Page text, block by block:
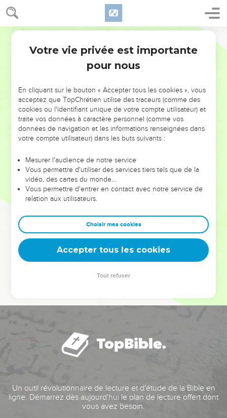
NE MANQUEZ PAS L’ÉVÉNEMENT
DE L’ANNÉE !
ET SI LEURS ERREURS POUVAIENT VOUS ÉVITER LES
VOTRES ?
leur foi ou leur vision. Mais on voit moins les doutes, les erreurs
et les saisons difficiles qu'ils ont traversés, alors même que ce
sont elles qui les ont façonnés.
Dans cette conférence, leaders, entrepreneurs, et responsables
clés pour avancer avec plus de sagesse afin que leurs erreurs
deviennent vos tremplins. Que vous guidiez un ministère, une
équipe, un groupe ou une famille, leur expérience est faite
Un outil révolutionnaire de lecture et d'étude de la Bible en
ligne. Démarrez dès aujourd'hui le plan de lecture offert dont
vous avez besoin.
Votre vie privée est importante
pour nous
En cliquant sur le bouton « Accepter tous les cookies », vous
acceptez que TopChrétien utilise des traceurs (comme des
cookies ou l'identifiant unique de votre compte utilisateur) et
traite vos données à caractère personnel (comme vos
données de navigation et les informations renseignées dans
votre compte utilisateur) dans les buts suivants :
Mesurer l'audience de notre service
Vous permettre d'utiliser des services tiers tels que de la
vidéo, des cartes du monde…
Vous permettre d'entrer en contact avec notre service de
relation aux utilisateurs.
Choisir mes cookies
Accepter tous les cookies
Tout refuser